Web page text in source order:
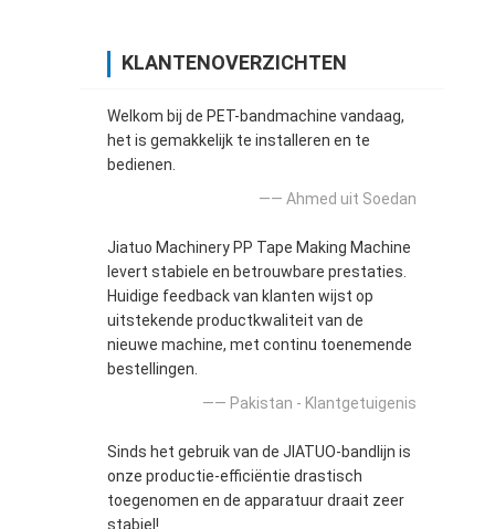
KLANTENOVERZICHTEN
Welkom bij de PET-bandmachine vandaag,
het is gemakkelijk te installeren en te
bedienen.
—— Ahmed uit Soedan
Jiatuo Machinery PP Tape Making Machine
levert stabiele en betrouwbare prestaties.
Huidige feedback van klanten wijst op
uitstekende productkwaliteit van de
nieuwe machine, met continu toenemende
bestellingen.
—— Pakistan - Klantgetuigenis
Sinds het gebruik van de JIATUO-bandlijn is
onze productie-efficiëntie drastisch
toegenomen en de apparatuur draait zeer
stabiel!